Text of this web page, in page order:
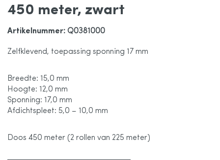
450 meter, zwart
Artikelnummer: Q0381000
Zelfklevend, toepassing sponning 17 mm
Breedte: 15,0 mm
Hoogte: 12,0 mm
Sponning: 17,0 mm
Afdichtspleet: 5,0 – 10,0 mm
Doos 450 meter (2 rollen van 225 meter)
van
gallerij